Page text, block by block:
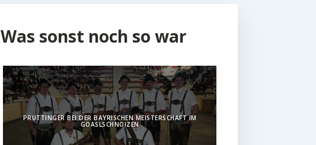
Was sonst noch so war
PRUTTINGER BEI DER BAYRISCHEN MEISTERSCHAFT IM
GOASLSCHNOIZEN